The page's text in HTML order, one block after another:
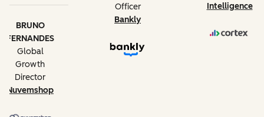
BRUNO
FERNANDES
Global
Growth
Director
Nuvemshop
Officer
Bankly
Intelligence